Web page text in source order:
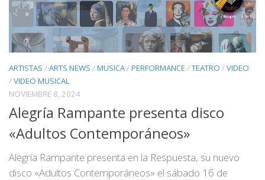
ARTISTAS /ARTS NEWS /MUSICA/PERFORMANCE /TEATRO /VIDEO
/VIDEO MUSICAL
NOVIEMBRE 8, 2024
Alegría Rampante presenta disco
«Adultos Contemporáneos»
Alegría Rampante presenta en la Respuesta, su nuevo
disco «Adultos Contemporáneos» el sábado 16 de